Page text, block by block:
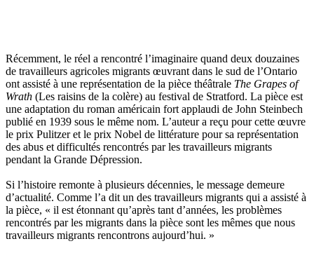
Récemment, le réel a rencontré l’imaginaire quand deux douzaines
de travailleurs agricoles migrants œuvrant dans le sud de l’Ontario
ont assisté à une représentation de la pièce théâtrale The Grapes of
Wrath (Les raisins de la colère) au festival de Stratford. La pièce est
une adaptation du roman américain fort applaudi de John Steinbech
publié en 1939 sous le même nom. L’auteur a reçu pour cette œuvre
le prix Pulitzer et le prix Nobel de littérature pour sa représentation
des abus et difficultés rencontrés par les travailleurs migrants
pendant la Grande Dépression.
Si l’histoire remonte à plusieurs décennies, le message demeure
d’actualité. Comme l’a dit un des travailleurs migrants qui a assisté à
la pièce, « il est étonnant qu’après tant d’années, les problèmes
rencontrés par les migrants dans la pièce sont les mêmes que nous
travailleurs migrants rencontrons aujourd’hui. »